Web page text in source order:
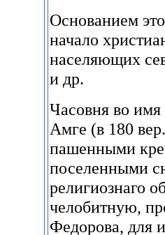
Основанием
начало
населяющих
и др.
Часовня во имя
Амге (в 180
пашенными
поселенными
религиознаго
челобитную,
Федорова, для